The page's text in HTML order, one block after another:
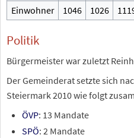
Einwohner
1046 1026
Politik
Bürgermeister war zuletzt
Der Gemeinderat setzte sich
Steiermark 2010 wie folgt
ÖVP: 13 Mandate
SPÖ: 2 Mandate